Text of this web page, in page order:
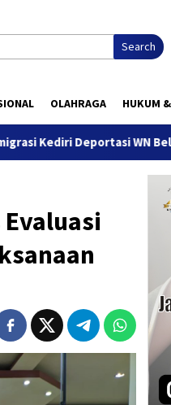
Search
OLAHRAGA HUKUM
WN Belanda, Ini
Evaluasi